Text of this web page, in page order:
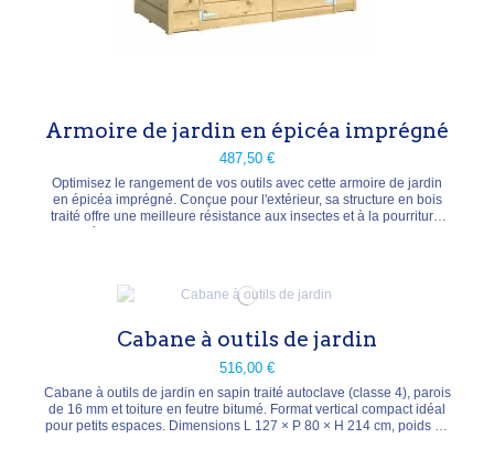
Armoire de jardin en épicéa imprégné
487,50 €
Optimisez le rangement de vos outils avec cette armoire de jardin
en épicéa imprégné. Conçue pour l'extérieur, sa structure en bois
traité offre une meilleure résistance aux insectes et à la pourriture.
Cabane à outils de jardin
516,00 €
Cabane à outils de jardin en sapin traité autoclave (classe 4), parois
de 16 mm et toiture en feutre bitumé. Format vertical compact idéal
pour petits espaces. Dimensions L 127 × P 80 × H 214 cm, poids 75